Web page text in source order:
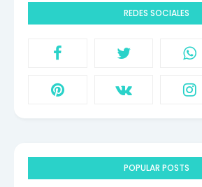
REDES SOCIALES
POPULAR POSTS